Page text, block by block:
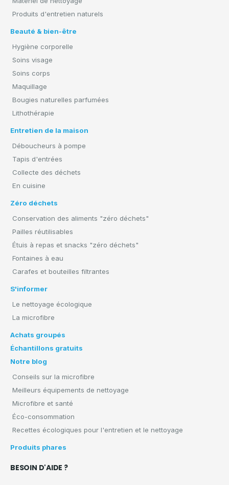
Produits d'entretien naturels
Beauté & bien-être
Hygiène corporelle
Soins visage
Soins corps
Maquillage
Bougies naturelles parfumées
Lithothérapie
Entretien de la maison
Déboucheurs à pompe
Tapis d'entrées
Collecte des déchets
En cuisine
Zéro déchets
Conservation des aliments "zéro déchets"
Pailles réutilisables
Étuis à repas et snacks "zéro déchets"
Fontaines à eau
Carafes et bouteilles filtrantes
S'informer
Le nettoyage écologique
La microfibre
Achats groupés
Échantillons gratuits
Notre blog
Conseils sur la microfibre
Meilleurs équipements de nettoyage
Microfibre et santé
Éco-consommation
Recettes écologiques pour l'entretien et le nettoyage
Produits phares
BESOIN D'AIDE ?